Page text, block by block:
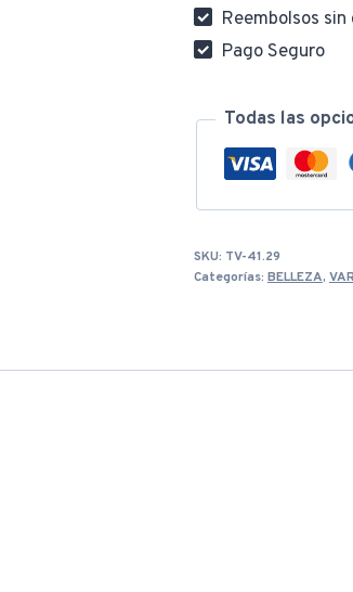
Reembolsos
Pago Seguro
Todas las
SKU: TV-41.29
Categorías: BELLEZA,